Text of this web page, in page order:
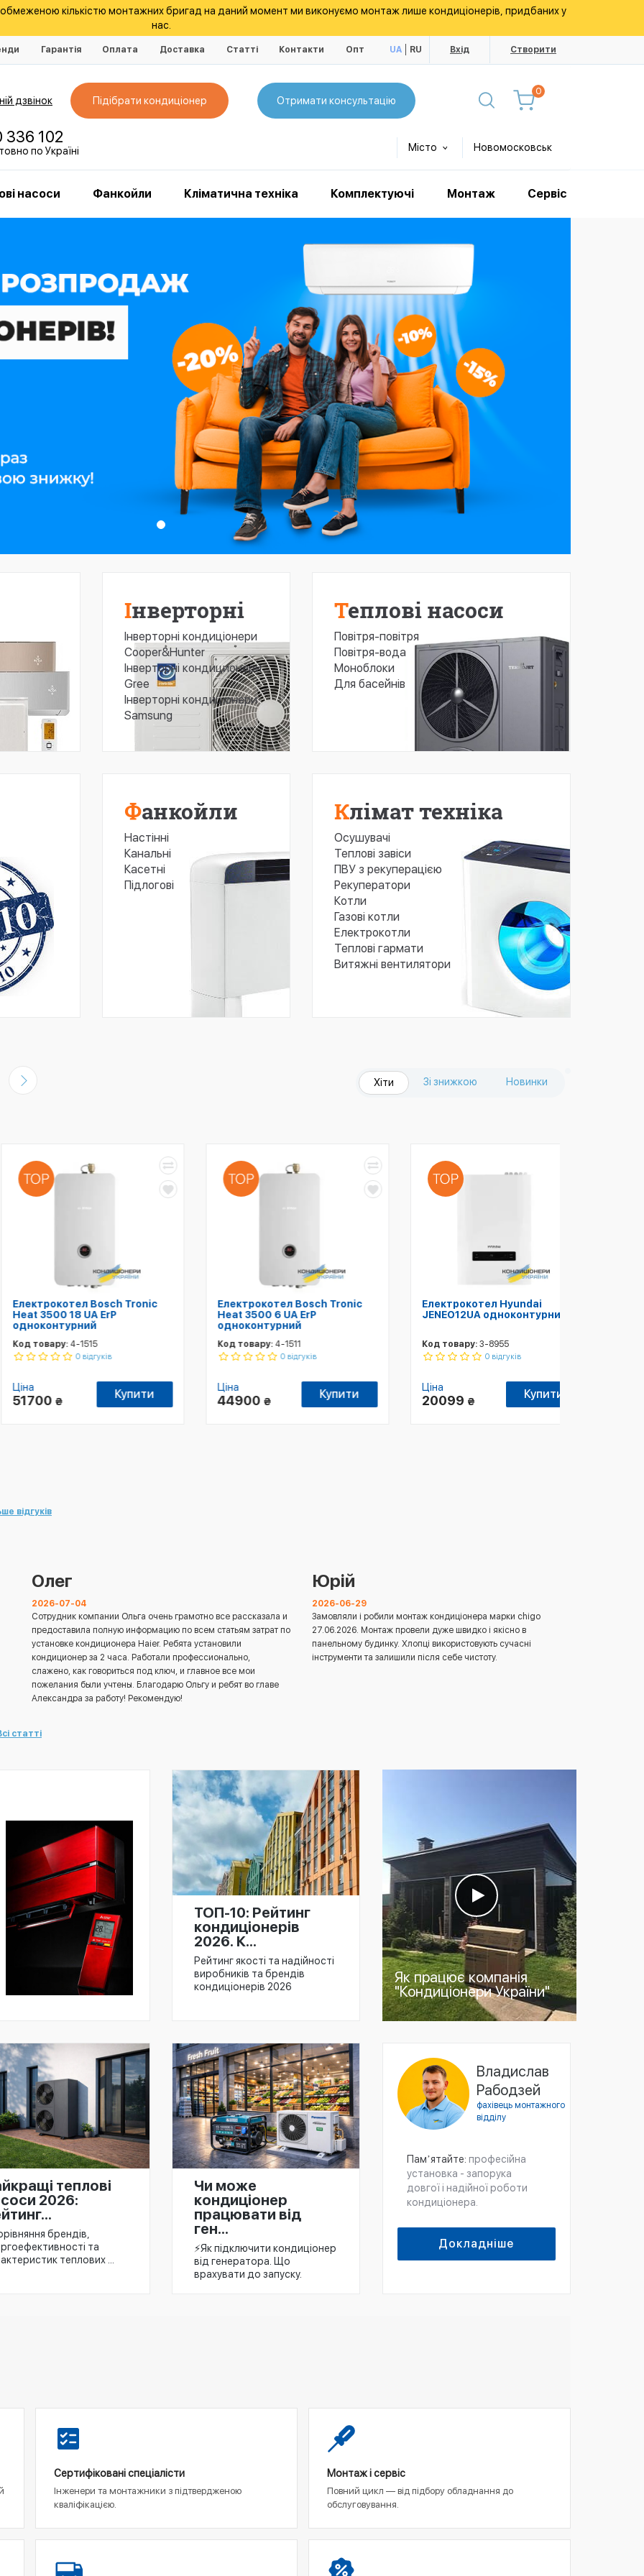
кількістю монтажних бригад на даний момент ми виконуємо монтаж лише кондиціонерів, придбаних у
нас.
Гарантія Оплата Доставка Статті Контакти Опт UA RU Вхід Створити
дзвінок Підібрати кондиціонер Отримати консультацію
0
336 102
по Україні Місто Новомосковськ
насоси Фанкойли Кліматична техніка Комплектуючі Монтаж Сервіс
Інверторні
Інверторні кондиціонери
Cooper&Hunter
Інверторні кондиционери
Gree
Інверторні кондиціонери
Samsung
Теплові насоси
Повітря-повітря
Повітря-вода
Моноблоки
Для басейнів
Фанкойли
Настінні
Канальні
Касетні
Підлогові
Клімат техніка
Осушувачі
Теплові завіси
ПВУ з рекуперацією
Рекуператори
Котли
Газові котли
Електрокотли
Теплові гармати
Витяжні вентилятори
Хіти Зі знижкою Новинки
Bosch Tronic
3500 18 UA ErP
4-1515
0 відгуків
₴
Купити
Електрокотел Bosch Tronic
Heat 3500 6 UA ErP
одноконтурний
Код товару:4-1511
0 відгуків
44900₴
Купити
Електрокотел Hyundai
JENEO12UA одноконтурний
Код товару:3-8955
0 відгуків
20099₴
Купити
відгуків
Олег
2026-07-04
Сотрудник компании Ольга очень грамотно все рассказала и
предоставила полную информацию по всем статьям затрат по
установке кондиционера Haier. Ребята установили
кондиционер за 2 часа. Работали профессионально,
слажено, как говориться под ключ, и главное все мои
пожелания были учтены. Благодарю Ольгу и ребят во главе
Александра за работу! Рекомендую!
Юрій
2026-06-29
Замовляли і робили монтаж кондиціонера марки chigo
27.06.2026. Монтаж провели дуже швидко і якісно в
панельному будинку. Хлопці використовують сучасні
інструменти та залишили після себе чистоту.
статті
ТОП-10: Рейтинг
кондиціонерів
2026. К...
Рейтинг якості та надійності
виробників та брендів
кондиціонерів 2026
теплові
2026:
брендів,
та
теплових ...
Чи може
кондиціонер
працювати від
ген...
⚡️Як підключити кондиціонер
від генератора. Що
врахувати до запуску.
Як працює компанія
"Кондиціонери України"
Владислав
Рабодзей
фахівець монтажного
відділу
Памʼятайте: професійна
установка - запорука
довгої і надійної роботи
кондиціонера.
Докладніше
Сертифіковані спеціалісти
Інженери та монтажники з підтвердженою
кваліфікацією.
Монтаж і сервіс
Повний цикл — від підбору обладнання до
обслуговування.